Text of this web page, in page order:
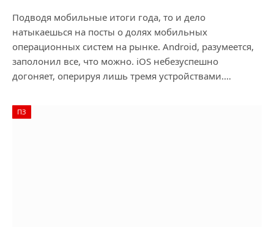
Подводя мобильные итоги года, то и дело
натыкаешься на посты о долях мобильных
операционных систем на рынке. Android, разумеется,
заполонил все, что можно. iOS небезуспешно
догоняет, оперируя лишь тремя устройствами.…
ПЗ